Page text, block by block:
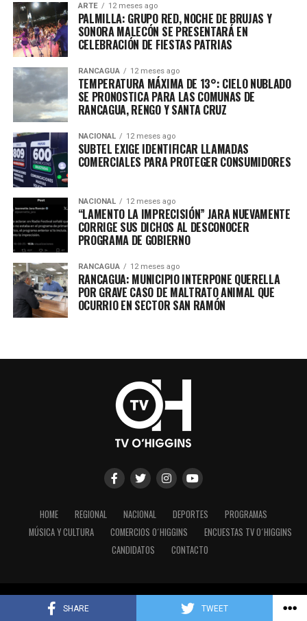
SHARE TWEET
ARTE 12 meses ago
PALMILLA: GRUPO RED, NOCHE DE BRUJAS Y
SONORA MALECÓN SE PRESENTARÁ EN
CELEBRACIÓN DE FIESTAS PATRIAS
RANCAGUA 12 meses ago
TEMPERATURA MÁXIMA DE 13°: CIELO NUBLADO
SE PRONOSTICA PARA LAS COMUNAS DE
RANCAGUA, RENGO Y SANTA CRUZ
NACIONAL 12 meses ago
SUBTEL EXIGE IDENTIFICAR LLAMADAS
COMERCIALES PARA PROTEGER CONSUMIDORES
NACIONAL 12 meses ago
“LAMENTO LA IMPRECISIÓN” JARA NUEVAMENTE
CORRIGE SUS DICHOS AL DESCONOCER
PROGRAMA DE GOBIERNO
RANCAGUA 12 meses ago
RANCAGUA: MUNICIPIO INTERPONE QUERELLA
POR GRAVE CASO DE MALTRATO ANIMAL QUE
OCURRIO EN SECTOR SAN RAMÓN
HOME REGIONAL NACIONAL DEPORTES
PROGRAMAS
MÚSICA Y CULTURA
COMERCIOS O´HIGGINS
ENCUESTAS TV O´HIGGINS
CANDIDATOS
CONTACTO
Copyright © 2023 - TV O´Higgins.